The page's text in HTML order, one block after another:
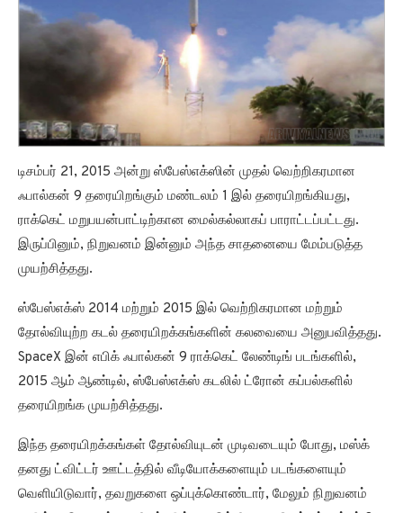
டிசம்பர் 21, 2015 அன்று ஸ்பேஸ்எக்ஸின் முதல் வெற்றிகரமான
ஃபால்கன் 9 தரையிறங்கும் மண்டலம் 1 இல் தரையிறங்கியது,
ராக்கெட் மறுபயன்பாட்டிற்கான மைல்கல்லாகப் பாராட்டப்பட்டது.
இருப்பினும், நிறுவனம் இன்னும் அந்த சாதனையை மேம்படுத்த
முயற்சித்தது.
ஸ்பேஸ்எக்ஸ் 2014 மற்றும் 2015 இல் வெற்றிகரமான மற்றும்
தோல்வியுற்ற கடல் தரையிறக்கங்களின் கலவையை அனுபவித்தது.
SpaceX இன் எபிக் ஃபால்கன் 9 ராக்கெட் லேண்டிங் படங்களில்,
2015 ஆம் ஆண்டில், ஸ்பேஸ்எக்ஸ் கடலில் ட்ரோன் கப்பல்களில்
தரையிறங்க முயற்சித்தது.
இந்த தரையிறக்கங்கள் தோல்வியுடன் முடிவடையும் போது, ​​மஸ்க்
தனது ட்விட்டர் ஊட்டத்தில் வீடியோக்களையும் படங்களையும்
வெளியிடுவார், தவறுகளை ஒப்புக்கொண்டார், மேலும் நிறுவனம்